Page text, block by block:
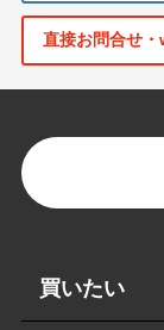
直接お問合せ
買いたい